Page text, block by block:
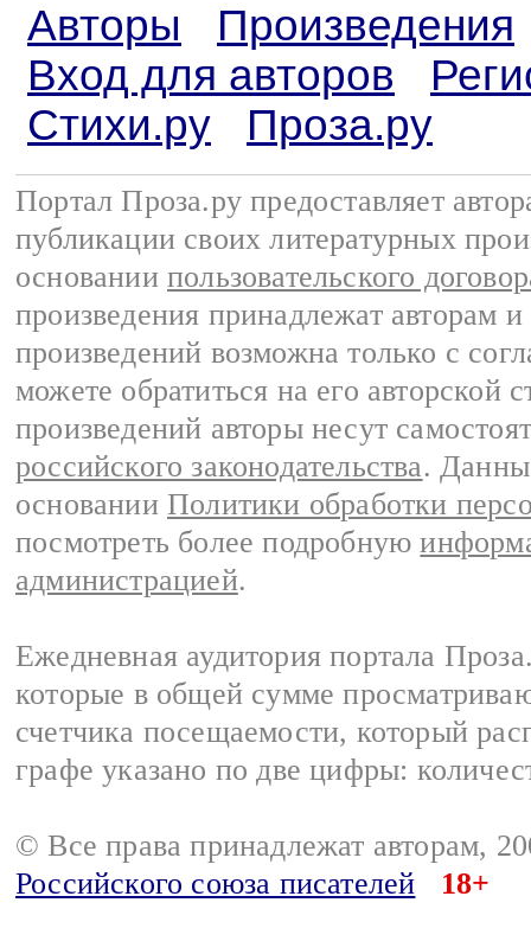
Авторы
Произведения
Вход для авторов
Стихи.ру
Проза.ру
Портал Проза.ру предоставляет
публикации своих литературных
основании пользовательского
произведения принадлежат авторам
произведений возможна только с
можете обратиться на его авторской
произведений авторы несут
российского законодательства.
основании Политики обработки
посмотреть более подробную
администрацией.
Ежедневная аудитория портала
которые в общей сумме
счетчика посещаемости, который
графе указано по две цифры:
© Все права принадлежат авторам,
Российского союза писателей
18+